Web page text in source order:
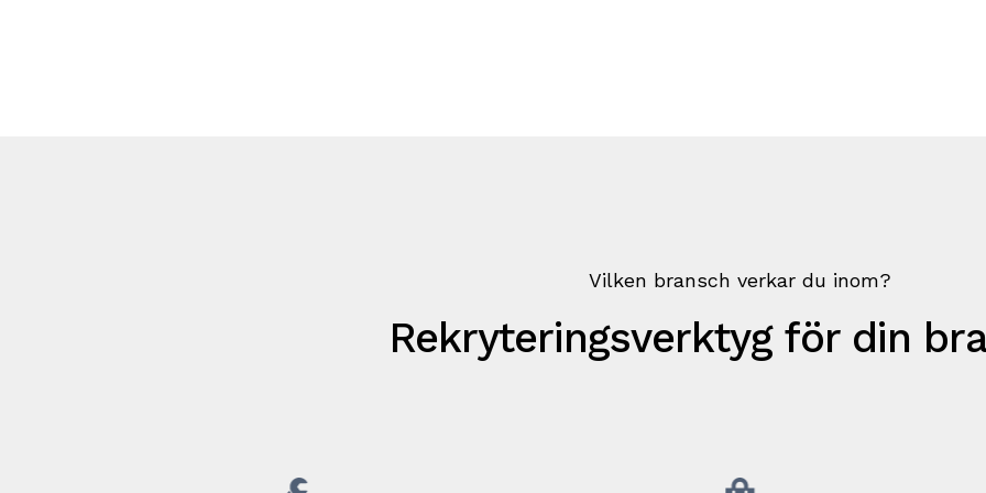
Vilken bransch verkar du inom?
Rekryteringsverktyg för din